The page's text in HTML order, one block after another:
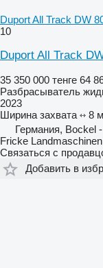
Duport All Track DW
10
Duport All Track
35 350 000 тенге 64
Разбрасыватель
2023
Ширина захвата
8 м
Германия, Bockel
Fricke
Связаться с
Добавить в